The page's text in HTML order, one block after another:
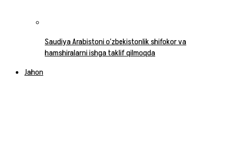
Saudiya Arabistoni o‘zbekistonlik shifokor va
hamshiralarni ishga taklif qilmoqda
Jahon